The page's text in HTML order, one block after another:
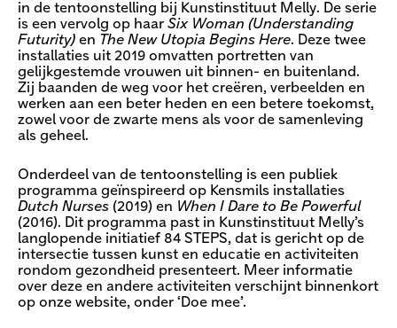
in de tentoonstelling bij Kunstinstituut Melly. De serie
is een vervolg op haar Six Woman (Understanding
Futurity) en The New Utopia Begins Here. Deze twee
installaties uit 2019 omvatten portretten van
gelijkgestemde vrouwen uit binnen- en buitenland.
Zij baanden de weg voor het creëren, verbeelden en
werken aan een beter heden en een betere toekomst,
zowel voor de zwarte mens als voor de samenleving
als geheel.
Onderdeel van de tentoonstelling is een publiek
programma geïnspireerd op Kensmils installaties
Dutch Nurses (2019) en When I Dare to Be Powerful
(2016). Dit programma past in Kunstinstituut Melly’s
langlopende initiatief 84 STEPS, dat is gericht op de
intersectie tussen kunst en educatie en activiteiten
rondom gezondheid presenteert. Meer informatie
over deze en andere activiteiten verschijnt binnenkort
op onze website, onder ‘Doe mee’.